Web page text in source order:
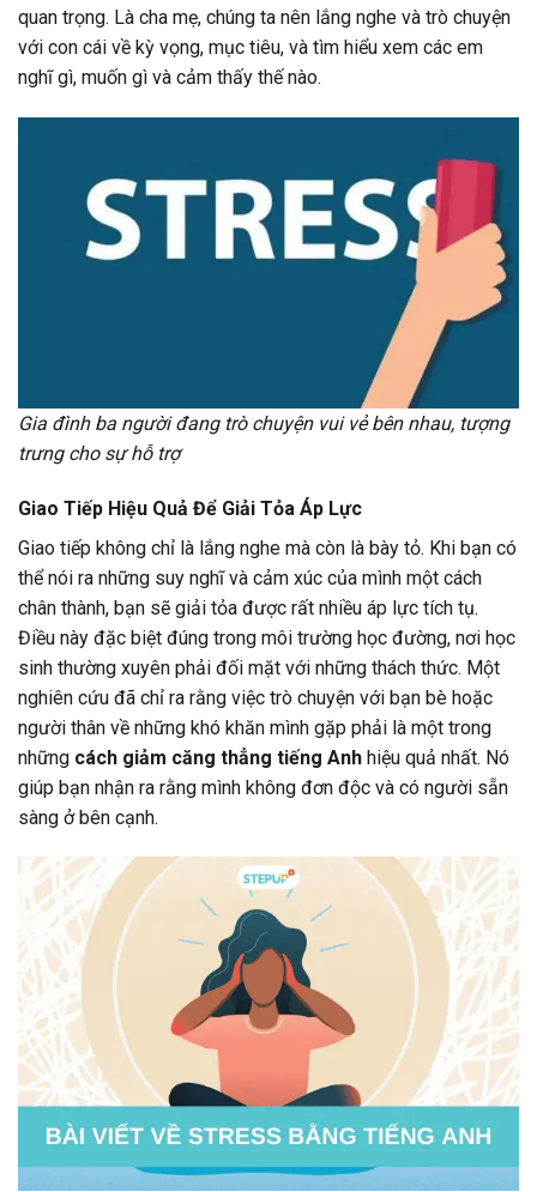
quan trọng. Là cha mẹ, chúng ta nên lắng nghe và trò chuyện
với con cái về kỳ vọng, mục tiêu, và tìm hiểu xem các em
nghĩ gì, muốn gì và cảm thấy thế nào.
Gia đình ba người đang trò chuyện vui vẻ bên nhau, tượng
trưng cho sự hỗ trợ
Giao Tiếp Hiệu Quả Để Giải Tỏa Áp Lực
Giao tiếp không chỉ là lắng nghe mà còn là bày tỏ. Khi bạn có
thể nói ra những suy nghĩ và cảm xúc của mình một cách
chân thành, bạn sẽ giải tỏa được rất nhiều áp lực tích tụ.
Điều này đặc biệt đúng trong môi trường học đường, nơi học
sinh thường xuyên phải đối mặt với những thách thức. Một
nghiên cứu đã chỉ ra rằng việc trò chuyện với bạn bè hoặc
người thân về những khó khăn mình gặp phải là một trong
những cách giảm căng thẳng tiếng Anh hiệu quả nhất. Nó
giúp bạn nhận ra rằng mình không đơn độc và có người sẵn
sàng ở bên cạnh.